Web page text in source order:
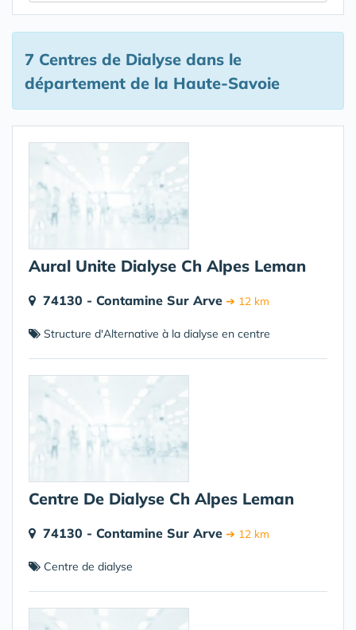
7 Centres de Dialyse dans le
département de la Haute-Savoie
Aural Unite Dialyse Ch Alpes Leman
74130 - Contamine Sur Arve ➔ 12 km
Structure d'Alternative à la dialyse en centre
Centre De Dialyse Ch Alpes Leman
74130 - Contamine Sur Arve ➔ 12 km
Centre de dialyse